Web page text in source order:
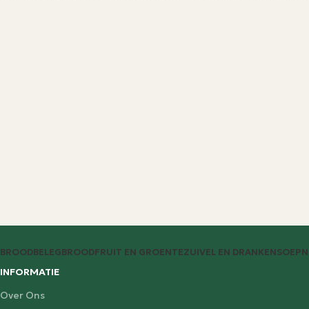
BROODBELEGBROODFRUIT EN GROENTEZUIVEL EN DRANKENSOEP
INFORMATIE
Over Ons